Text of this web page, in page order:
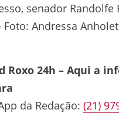
senador Randolfe
Foto: Andressa
Roxo 24h – Aqui a
da Redação: (21)